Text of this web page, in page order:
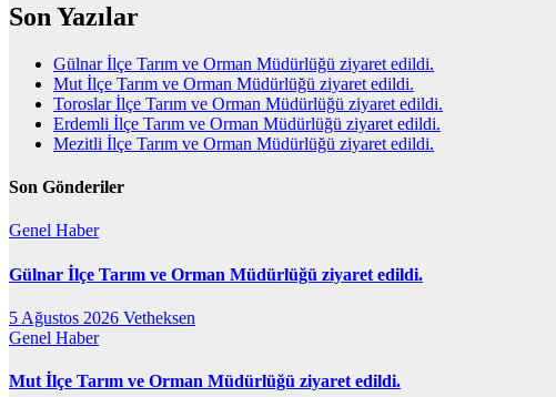
Son Yazılar
Gülnar İlçe Tarım ve Orman Müdürlüğü ziyaret edildi.
Mut İlçe Tarım ve Orman Müdürlüğü ziyaret edildi.
Toroslar İlçe Tarım ve Orman Müdürlüğü ziyaret edildi.
Erdemli İlçe Tarım ve Orman Müdürlüğü ziyaret edildi.
Mezitli İlçe Tarım ve Orman Müdürlüğü ziyaret edildi.
Son Gönderiler
Genel Haber
Gülnar İlçe Tarım ve Orman Müdürlüğü ziyaret edildi.
5 Ağustos 2026 Vetheksen
Genel Haber
Mut İlçe Tarım ve Orman Müdürlüğü ziyaret edildi.